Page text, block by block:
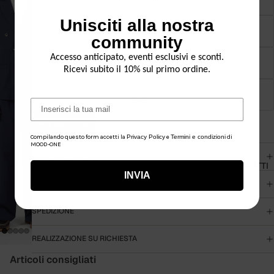
bermud
Camicie
T-Shirt
Access
CONTATTI
48
50
SPEDIZIONE
REALIZZAZIONE SU RICHIESTA
Articoli consigliati
Unisciti alla nostra
community
Accesso anticipato, eventi esclusivi e sconti.
Ricevi subito il 10% sul primo ordine.
Email
Compilando questo form accetti la Privacy PolicyeTermini e condizionidi
MOOD-ONE
INVIA